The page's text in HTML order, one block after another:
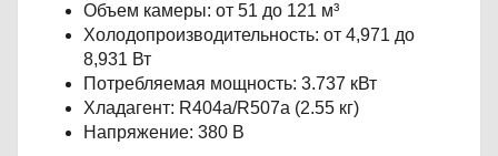
Объем камеры: от 51 до 121 м³
Холодопроизводительность: от 4,971 до
8,931 Вт
Потребляемая мощность: 3.737 кВт
Хладагент: R404a/R507a (2.55 кг)
Напряжение: 380 В